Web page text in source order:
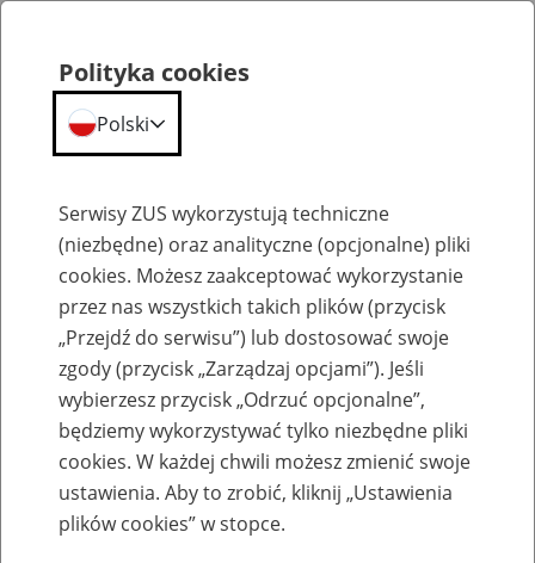
Szkolenia
Zaproś ZUS do siebie - zakładanie profili
eZUS w siedzibie Twojej firmy
Polityka cookies
Polski
Serwisy ZUS wykorzystują techniczne
(niezbędne) oraz analityczne (opcjonalne) pliki
cookies. Możesz zaakceptować wykorzystanie
przez nas wszystkich takich plików (przycisk
„Przejdź do serwisu”) lub dostosować swoje
zgody (przycisk „Zarządzaj opcjami”). Jeśli
wybierzesz przycisk „Odrzuć opcjonalne”,
będziemy wykorzystywać tylko niezbędne pliki
cookies. W każdej chwili możesz zmienić swoje
ustawienia. Aby to zrobić, kliknij „Ustawienia
plików cookies” w stopce.